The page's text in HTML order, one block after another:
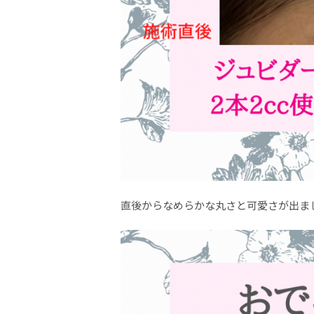
直後からなめらかな丸さと可愛さが出ま